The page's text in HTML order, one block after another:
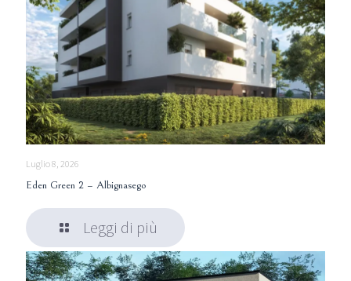
Luglio 8, 2026
Eden Green 2 – Albignasego
Leggi di più